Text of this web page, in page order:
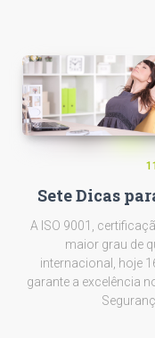
Sete Dicas
A ISO 9001,
maior grau de
internacional, hoje
garante a excelência